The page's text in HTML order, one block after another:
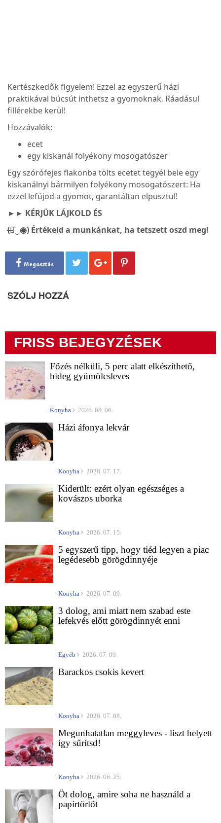
Kertészkedők figyelem! Ezzel az egyszerű házi
praktikával búcsút inthetsz a gyomoknak. Ráadásul
fillérekbe kerül!
Hozzávalók:
ecet
egy kiskanál folyékony mosogatószer
Egy szórófejes flakonba tölts ecetet tegyél bele egy
kiskanálnyi bármilyen folyékony mosogatószert: Ha
ezzel lefújod a gyomot, garantáltan elpusztul!
►► KÉRJÜK LÁJKOLD ÉS
(̶◉͛‿◉̶) Értékeld a munkánkat, ha tetszett oszd meg!
Megosztás
SZÓLJ HOZZÁ
FRISS BEJEGYZÉSEK
Főzés nélküli, 5 perc alatt elkészíthető,
hideg gyümölcsleves
Konyha 2026. 08. 06.
Házi áfonya lekvár
Konyha 2026. 07. 17.
Kiderült: ezért olyan egészséges a
kovászos uborka
Konyha 2026. 07. 15.
5 egyszerű tipp, hogy tiéd legyen a piac
legédesebb görögdinnyéje
Konyha 2026. 07. 09.
3 dolog, ami miatt nem szabad este
lefekvés előtt görögdinnyét enni
Egyéb 2026. 07. 09.
Barackos csokis kevert
Konyha 2026. 07. 08.
Megunhatatlan meggyleves - liszt helyett
így sűrítsd!
Konyha 2026. 06. 25.
Öt dolog, amire soha ne használd a
papírtörlőt